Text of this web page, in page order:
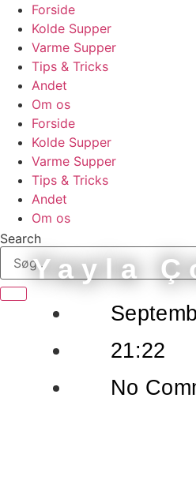
Skip
content
Forside
Kolde Supper
Varme Supper
Tips & Tricks
Andet
Om os
Forside
Kolde Supper
Varme Supper
Tips & Tricks
Andet
Om os
Search
Yayla
21:22
No